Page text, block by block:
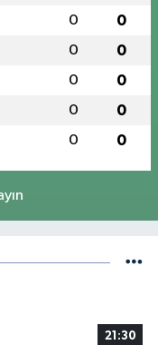
0 0
0 0
0 0
0 0
0 0
21:30